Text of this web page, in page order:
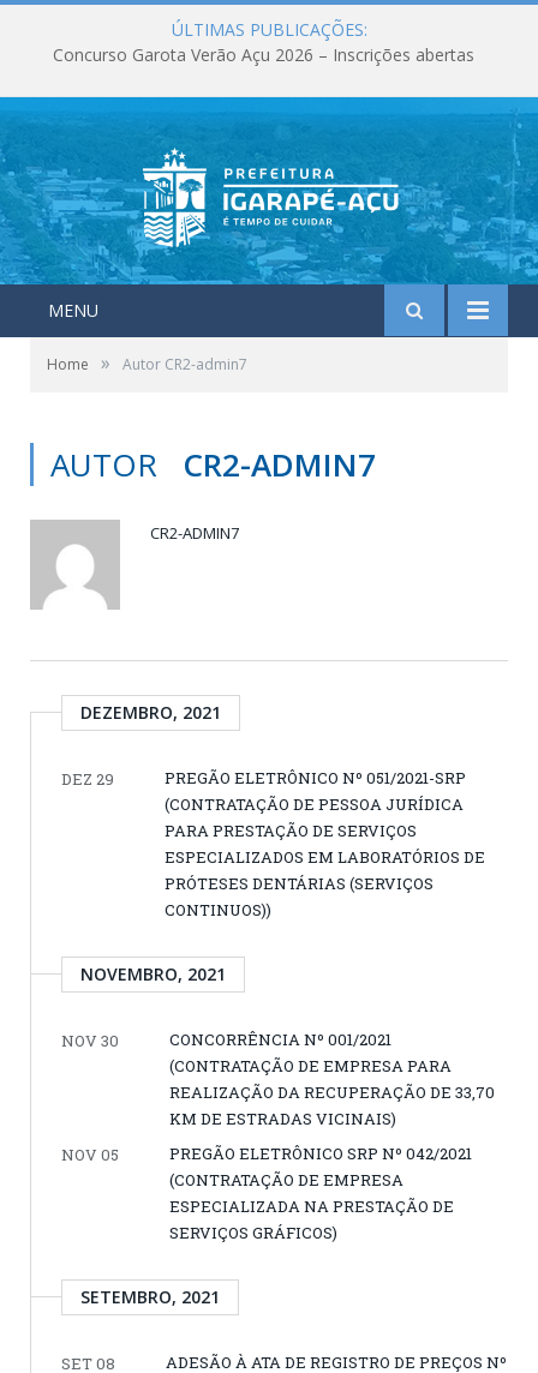
ÚLTIMAS PUBLICAÇÕES:
Concurso Garota Verão Açu 2026 – Inscrições abertas
MENU
Home » Autor CR2-admin7
AUTOR CR2-ADMIN7
CR2-ADMIN7
DEZEMBRO, 2021
DEZ 29
PREGÃO ELETRÔNICO Nº 051/2021-SRP
(CONTRATAÇÃO DE PESSOA JURÍDICA
PARA PRESTAÇÃO DE SERVIÇOS
ESPECIALIZADOS EM LABORATÓRIOS DE
PRÓTESES DENTÁRIAS (SERVIÇOS
CONTINUOS))
NOVEMBRO, 2021
NOV 30
CONCORRÊNCIA Nº 001/2021
(CONTRATAÇÃO DE EMPRESA PARA
REALIZAÇÃO DA RECUPERAÇÃO DE 33,70
KM DE ESTRADAS VICINAIS)
NOV 05
PREGÃO ELETRÔNICO SRP Nº 042/2021
(CONTRATAÇÃO DE EMPRESA
ESPECIALIZADA NA PRESTAÇÃO DE
SERVIÇOS GRÁFICOS)
SETEMBRO, 2021
SET 08
ADESÃO À ATA DE REGISTRO DE PREÇOS Nº